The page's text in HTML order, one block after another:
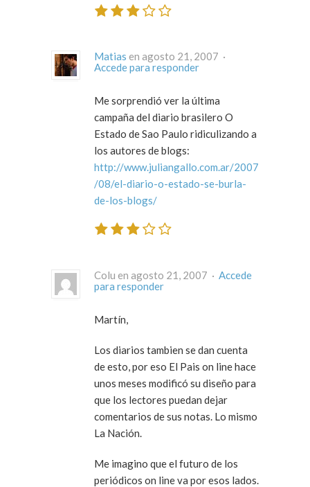
Matias
en agosto 21, 2007 ·
Accede para responder
Me sorprendió ver la última
campaña del diario brasilero O
Estado de Sao Paulo ridiculizando a
los autores de blogs:
http://www.juliangallo.com.ar/2007
/08/el-diario-o-estado-se-burla-
de-los-blogs/
Colu en agosto 21, 2007 · Accede
para responder
Martín,
Los diarios tambien se dan cuenta
de esto, por eso El Pais on line hace
unos meses modificó su diseño para
que los lectores puedan dejar
comentarios de sus notas. Lo mismo
La Nación.
Me imagino que el futuro de los
periódicos on line va por esos lados.